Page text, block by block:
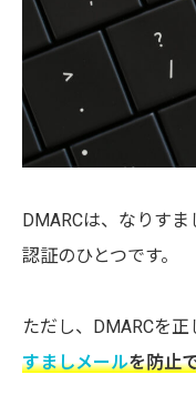
DMARCは、なりす
認証のひとつです。
ただし、DMARCを正
すましメールを防止